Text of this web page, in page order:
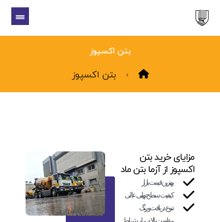
بتن اکسپوز
بتن اکسپوز
مزایای خرید بتن
اکسپوز از آزما بتن ماد
بهترین قیمت بازار
کیفیت سطح نهایی عالی
تنوع در بافت و رنگ
مقاومت بالا در برابر شرایط